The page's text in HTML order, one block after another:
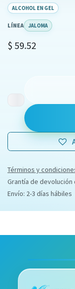
ALCOHOL EN GEL
LÍNEA JALOMA
$ 59.52
Términos y
Grantía de devolución
Envío: 2-3 días hábiles